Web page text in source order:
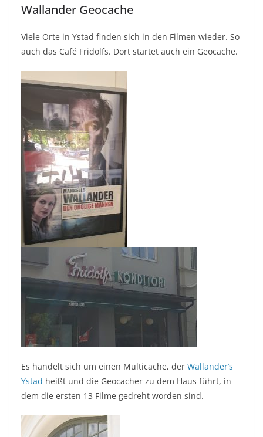
Wallander Geocache
Viele Orte in Ystad finden sich in den Filmen wieder. So
auch das Café Fridolfs. Dort startet auch ein Geocache.
Es handelt sich um einen Multicache, der Wallander’s
Ystad heißt und die Geocacher zu dem Haus führt, in
dem die ersten 13 Filme gedreht worden sind.